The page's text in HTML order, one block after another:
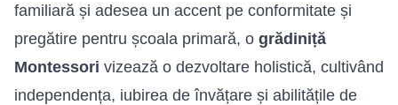
familiară și adesea un accent pe conformitate și
pregătire pentru școala primară, o grădiniță
Montessori vizează o dezvoltare holistică, cultivând
independența, iubirea de învățare și abilitățile de